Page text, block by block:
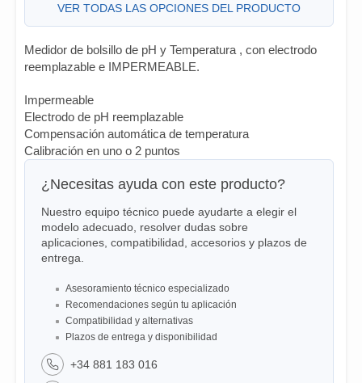
VER TODAS LAS OPCIONES DEL PRODUCTO
Medidor de bolsillo de pH y Temperatura , con electrodo
reemplazable e IMPERMEABLE.
Impermeable
Electrodo de pH reemplazable
Compensación automática de temperatura
Calibración en uno o 2 puntos
¿Necesitas ayuda con este producto?
Nuestro equipo técnico puede ayudarte a elegir el
modelo adecuado, resolver dudas sobre
aplicaciones, compatibilidad, accesorios y plazos de
entrega.
Asesoramiento técnico especializado
Recomendaciones según tu aplicación
Compatibilidad y alternativas
Plazos de entrega y disponibilidad
+34 881 183 016